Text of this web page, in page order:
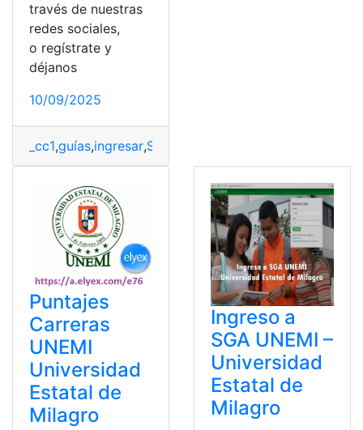
través de nuestras
redes sociales,
o regístrate y
déjanos
10/09/2025
_cc1,guías,ingresar,SGA
Puntajes
Carreras
UNEMI
Universidad
Estatal de
Milagro
Ingreso a
SGA UNEMI –
Universidad
Estatal de
Milagro